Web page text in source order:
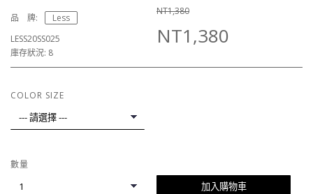
品 牌:
Less
LESS20SS025
庫存狀況: 8
NT1,380
NT1,380
COLOR SIZE
數量
加入購物車